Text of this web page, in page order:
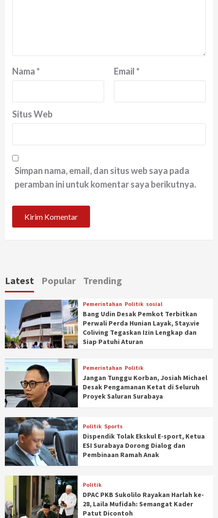
Nama* Email*
Situs Web
Simpan nama, email, dan situs web saya pada
peramban ini untuk komentar saya berikutnya.
Latest Popular Trending
Pemerintahan Politik sosial
Bang Udin Desak Pemkot Terbitkan
Perwali Perda Hunian Layak, Stay.vie
Coliving Tegaskan Izin Lengkap dan
Siap Patuhi Aturan
Pemerintahan Politik
Jangan Tunggu Korban, Josiah Michael
Desak Pengamanan Ketat di Seluruh
Proyek Saluran Surabaya
Politik Sports
Dispendik Tolak Ekskul E-sport, Ketua
ESI Surabaya Dorong Dialog dan
Pembinaan Ramah Anak
Politik
DPAC PKB Sukolilo Rayakan Harlah ke-
28, Laila Mufidah: Semangat Kader
Patut Dicontoh